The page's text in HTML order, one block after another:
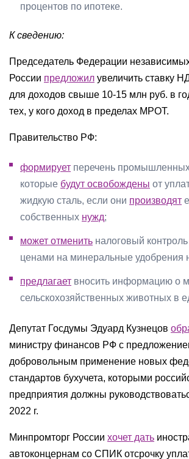
процентов по ипотеке.
К сведению:
Председатель Федерации
России предложил увеличить ставку
для доходов свыше 10-15 млн руб. в
тех, у кого доход в пределах МРОТ.
Правительство РФ:
формирует перечень
которые будут освобождены от
жидкую сталь, если они производят
собственных нужд;
может отменить налоговый
ценами на минеральные удобрения
предлагает вносить информацию о
сельскохозяйственных животных в
Депутат Госдумы Эдуард Кузнецов
министру финансов РФ с
добровольным применение новых
стандартов бухучета, которыми
предприятия должны
2022 г.
Минпромторг России хочет дать
автоконцернам со СПИК отсрочку